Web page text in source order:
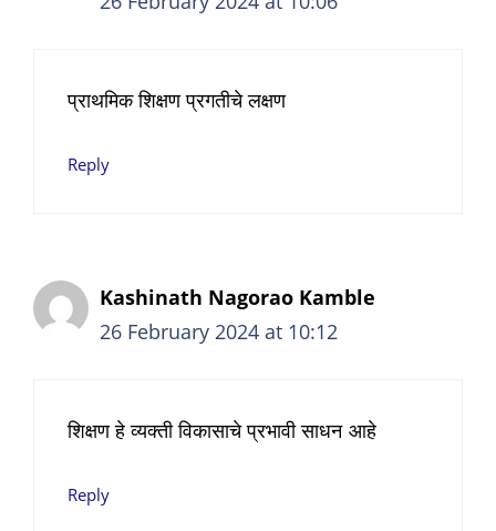
प्राथमिक शिक्षण प्रगतीचे लक्षण
Reply
Kashinath Nagorao Kamble
26 February 2024 at 10:12
शिक्षण हे व्यक्ती विकासाचे प्रभावी साधन आहे
Reply